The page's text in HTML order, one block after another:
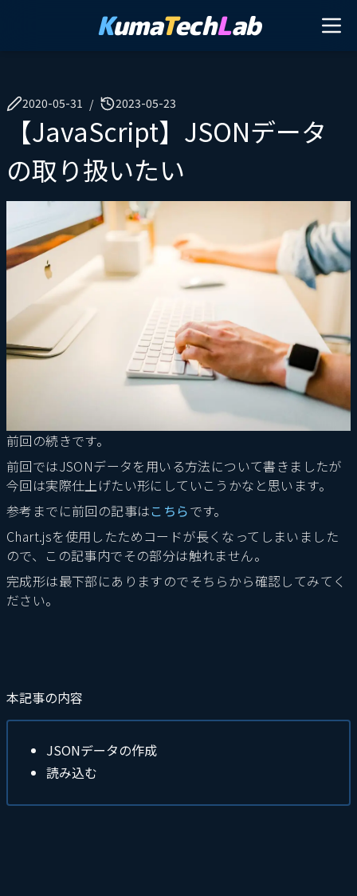
KumaTechLab
2020-05-31 / 2023-05-23
【JavaScript】JSONデータ
の取り扱いたい
前回の続きです。
前回ではJSONデータを用いる方法について書きましたが
今回は実際仕上げたい形にしていこうかなと思います。
参考までに前回の記事はこちらです。
Chart.jsを使用したためコードが長くなってしまいました
ので、この記事内でその部分は触れません。
完成形は最下部にありますのでそちらから確認してみてく
ださい。
本記事の内容
JSONデータの作成
読み込む